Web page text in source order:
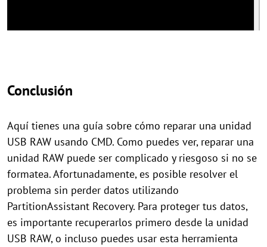
Conclusión
Aquí tienes una guía sobre cómo reparar una unidad
USB RAW usando CMD. Como puedes ver, reparar una
unidad RAW puede ser complicado y riesgoso si no se
formatea. Afortunadamente, es posible resolver el
problema sin perder datos utilizando
PartitionAssistant Recovery. Para proteger tus datos,
es importante recuperarlos primero desde la unidad
USB RAW, o incluso puedes usar esta herramienta